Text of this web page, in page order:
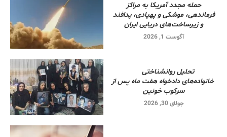
حمله مجدد آمریکا به مراکز
فرماندهی، موشکی و پهپادی، پدافند
و زیرساخت‌های دریایی ایران
آگوست 1, 2026
تحلیل روانشناختی
خانواده‌های دادخواه هفت ماه پس از
سرکوب خونین
جولای 30, 2026